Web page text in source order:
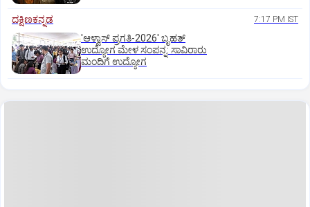
ದಕ್ಷಿಣಕನ್ನಡ 7:17 PM IST
'ಆಳ್ವಾಸ್‌ ಪ್ರಗತಿ-2026' ಬೃಹತ್
ಉದ್ಯೋಗ ಮೇಳ ಸಂಪನ್ನ: ಸಾವಿರಾರು
ಮಂದಿಗೆ ಉದ್ಯೋಗ